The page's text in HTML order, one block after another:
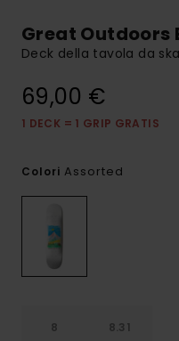
Great Outdoors
Deck della tavola da
69,00 €
1 DECK = 1 GRIP GRATIS
Colori Assorted
8 8.31